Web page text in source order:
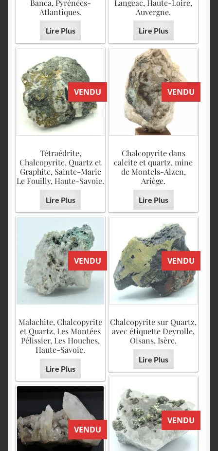
Banca, Pyrénées-
Atlantiques.
Lire Plus
Langeac, Haute-Loire,
Auvergne.
Lire Plus
VENDU
Tétraédrite,
Chalcopyrite, Quartz et
Graphite, Sainte-Marie
Le Fouilly, Haute-Savoie.
Lire Plus
VENDU
Chalcopyrite dans
calcite et quartz, mine
de Montels-Alzen,
Ariège.
Lire Plus
VENDU
Malachite, Chalcopyrite
et Quartz, Les Montées
Pélissier, Les Houches,
Haute-Savoie.
Lire Plus
VENDU
Chalcopyrite sur Quartz,
avec étiquette Deyrolle,
Oisans, Isère.
Lire Plus
VENDU
VENDU